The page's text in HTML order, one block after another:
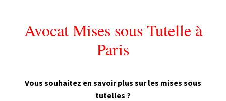
Avocat Mises sous Tutelle à
Paris
Vous souhaitez en savoir plus sur les mises sous
tutelles ?